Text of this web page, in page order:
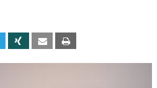
Linkedin Xing Email